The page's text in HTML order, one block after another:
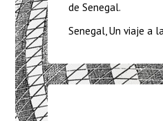
de Senegal.
Senegal, Un viaje a